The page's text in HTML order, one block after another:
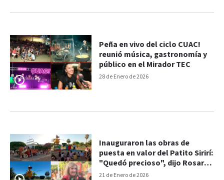
28 de Enero de 2026
Peña en vivo del ciclo CUAC!
reunió música, gastronomía y
público en el Mirador TEC
21 de Enero de 2026
Inauguraron las obras de
puesta en valor del Patito Sirirí:
"Quedó precioso", dijo Rosario
Romero